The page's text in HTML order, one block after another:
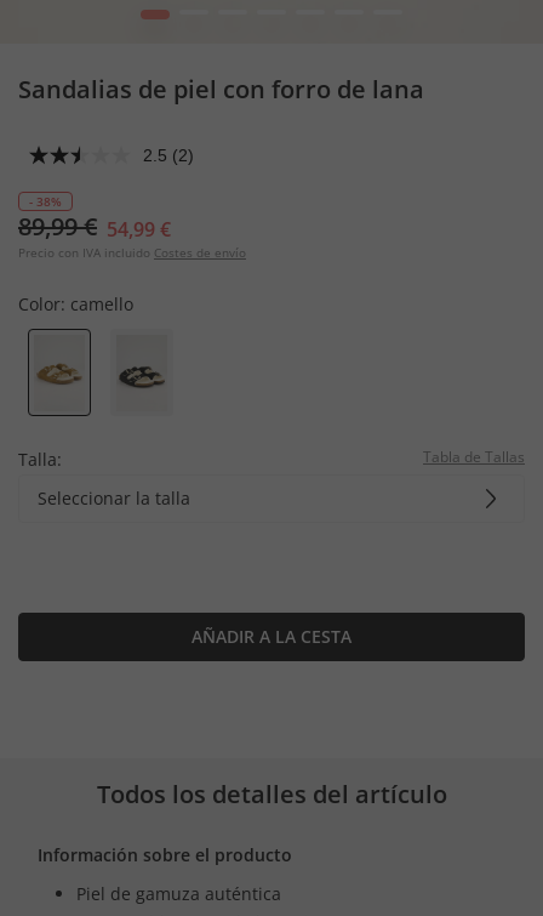
1
Sandalias de piel con forro de lana
2.5 (2)
- 38%
89,99 € 54,99 €
Precio con IVA incluido Costes de envío
Color: camello
Talla: Tabla de Tallas
Seleccionar la talla
AÑADIR A LA CESTA
Todos los detalles del artículo
Información sobre el producto
Piel de gamuza auténtica